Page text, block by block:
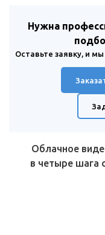
Нужна
Оставьте заявку, и
Облачное
в четыре шага